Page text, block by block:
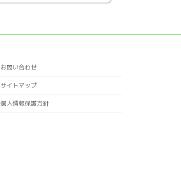
お問い合わせ
サイトマップ
個人情報保護方針